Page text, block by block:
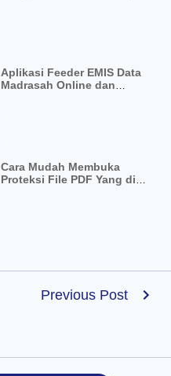
Aplikasi Feeder EMIS Data
Madrasah Online dan
Cara Mudah Membuka
Proteksi File PDF Yang di
Previous Post